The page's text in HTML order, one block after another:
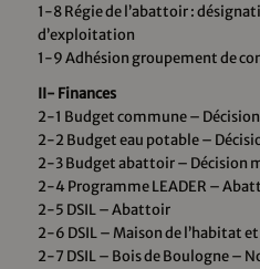
1-8 Régie de l’abattoir :
d’exploitation
1-9 Adhésion groupement de
II- Finances
2-1 Budget commune –
2-2 Budget eau potable –
2-3 Budget abattoir – Décision
2-4 Programme LEADER –
2-5 DSIL – Abattoir
2-6 DSIL – Maison de l’habitat
2-7 DSIL – Bois de Boulogne –